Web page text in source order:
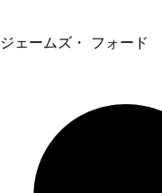
ジェームズ・ フォード